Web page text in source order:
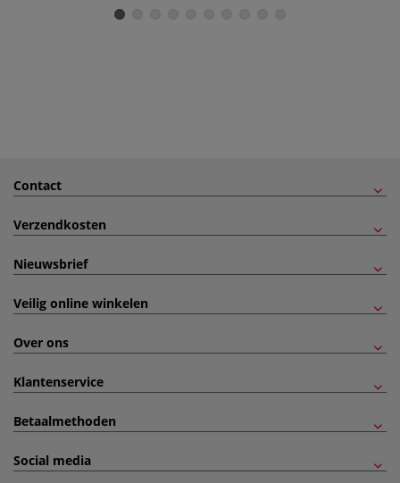
Contact
Verzendkosten
Nieuwsbrief
Veilig online winkelen
Over ons
Klantenservice
Betaalmethoden
Social media